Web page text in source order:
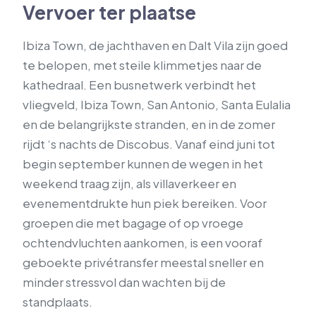
Vervoer ter plaatse
Ibiza Town, de jachthaven en Dalt Vila zijn goed
te belopen, met steile klimmetjes naar de
kathedraal. Een busnetwerk verbindt het
vliegveld, Ibiza Town, San Antonio, Santa Eulalia
en de belangrijkste stranden, en in de zomer
rijdt ‘s nachts de Discobus. Vanaf eind juni tot
begin september kunnen de wegen in het
weekend traag zijn, als villaverkeer en
evenementdrukte hun piek bereiken. Voor
groepen die met bagage of op vroege
ochtendvluchten aankomen, is een vooraf
geboekte privétransfer meestal sneller en
minder stressvol dan wachten bij de
standplaats.